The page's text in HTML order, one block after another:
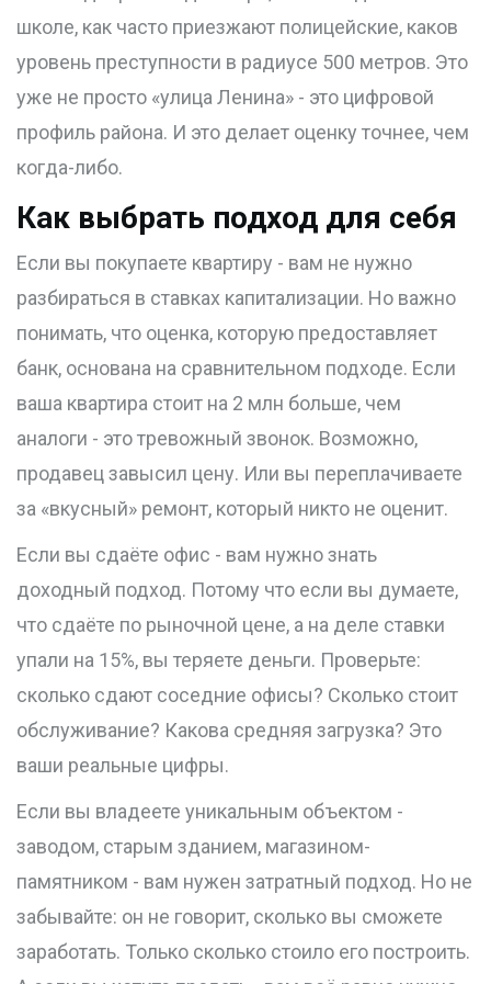
школе, как часто приезжают полицейские, каков
уровень преступности в радиусе 500 метров. Это
уже не просто «улица Ленина» - это цифровой
профиль района. И это делает оценку точнее, чем
когда-либо.
Как выбрать подход для себя
Если вы покупаете квартиру - вам не нужно
разбираться в ставках капитализации. Но важно
понимать, что оценка, которую предоставляет
банк, основана на сравнительном подходе. Если
ваша квартира стоит на 2 млн больше, чем
аналоги - это тревожный звонок. Возможно,
продавец завысил цену. Или вы переплачиваете
за «вкусный» ремонт, который никто не оценит.
Если вы сдаёте офис - вам нужно знать
доходный подход. Потому что если вы думаете,
что сдаёте по рыночной цене, а на деле ставки
упали на 15%, вы теряете деньги. Проверьте:
сколько сдают соседние офисы? Сколько стоит
обслуживание? Какова средняя загрузка? Это
ваши реальные цифры.
Если вы владеете уникальным объектом -
заводом, старым зданием, магазином-
памятником - вам нужен затратный подход. Но не
забывайте: он не говорит, сколько вы сможете
заработать. Только сколько стоило его построить.